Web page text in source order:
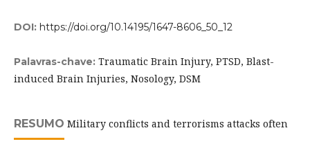
DOI: https://doi.org/10.14195/1647-8606_50_12
Palavras-chave: Traumatic Brain Injury, PTSD, Blast-
induced Brain Injuries, Nosology, DSM
RESUMO Military conflicts and terrorisms attacks often